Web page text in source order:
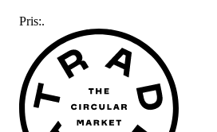
Pris:.